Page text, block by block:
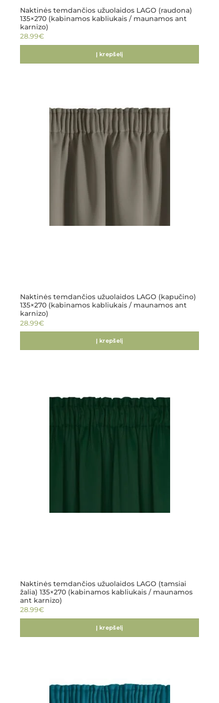
Naktinės temdančios užuolaidos LAGO (raudona)
135×270 (kabinamos kabliukais / maunamos ant
karnizo)
28.99€
Į krepšelį
Naktinės temdančios užuolaidos LAGO (kapučino)
135×270 (kabinamos kabliukais / maunamos ant
karnizo)
28.99€
Į krepšelį
Naktinės temdančios užuolaidos LAGO (tamsiai
žalia) 135×270 (kabinamos kabliukais / maunamos
ant karnizo)
28.99€
Į krepšelį